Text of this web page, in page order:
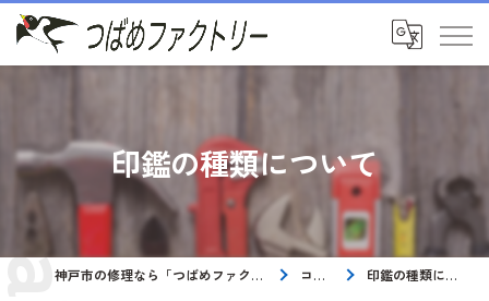
印鑑の種類について
神戸市の修理なら「つばめファクトリー」 コラム 印鑑の種類について